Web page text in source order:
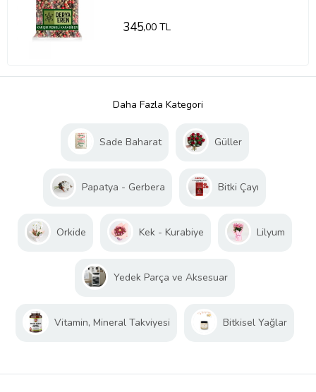
345,00 TL
Daha Fazla Kategori
Sade Baharat Güller
Papatya - Gerbera Bitki Çayı
Orkide Kek - Kurabiye Lilyum
Yedek Parça ve Aksesuar
Vitamin, Mineral Takviyesi Bitkisel Yağlar